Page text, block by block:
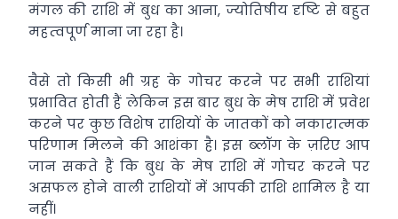
मंगल की राशि में बुध का आना, ज्‍योतिषीय दृष्टि से बहुत
महत्‍वपूर्ण माना जा रहा है।
वैसे तो किसी भी ग्रह के गोचर करने पर सभी राशियां
प्रभावित होती हैं लेकिन इस बार बुध के मेष राशि में प्रवेश
करने पर कुछ विशेष राशियों के जातकों को नकारात्‍मक
परिणाम मिलने की आशंका है। इस ब्‍लॉग के ज़रिए आप
जान सकते हैं कि बुध के मेष राशि में गोचर करने पर
असफल होने वाली राशियों में आपकी राशि शामिल है या
नहीं।